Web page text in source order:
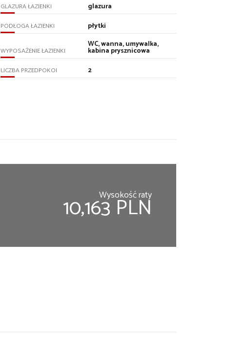
GLAZURA ŁAZIENKI glazura
PODŁOGA ŁAZIENKI płytki
WYPOSAŻENIE ŁAZIENKI
WC, wanna, umywalka,
kabina prysznicowa
LICZBA PRZEDPOKOI 2
Wysokość raty
10,163 PLN